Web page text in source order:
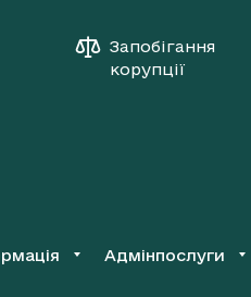
Запобігання
корупції
Адмінпослуги